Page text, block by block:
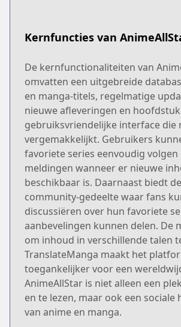
Kernfuncties van
De kernfunctionaliteiten van
omvatten een uitgebreide
en manga-titels, regelmatige
nieuwe afleveringen en
gebruiksvriendelijke interface die
vergemakkelijkt. Gebruikers
favoriete series eenvoudig
meldingen wanneer er nieuwe
beschikbaar is. Daarnaast biedt
community-gedeelte waar fans
discussiëren over hun favoriete
aanbevelingen kunnen delen. De
om inhoud in verschillende talen
TranslateManga maakt het
toegankelijker voor een
AnimeAllStar is niet alleen een
en te lezen, maar ook een sociale
van anime en manga.